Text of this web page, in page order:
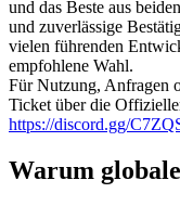
und das Beste aus
und zuverlässige
vielen führenden
empfohlene Wahl.
Für Nutzung, Anfragen
Ticket über die
https://discord.gg/
Warum